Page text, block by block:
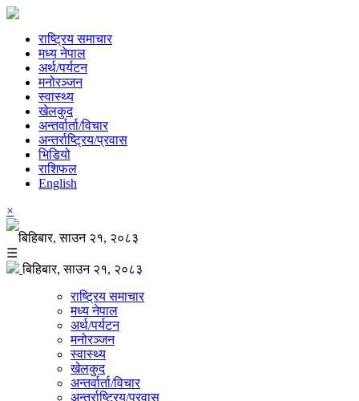
राष्ट्रिय समाचार
मध्य नेपाल
अर्थ/पर्यटन
मनोरञ्जन
स्वास्थ्य
खेलकुद
अन्तर्वार्ता/विचार
अन्तर्राष्ट्रिय/प्रवास
भिडियो
राशिफल
English
×
बिहिबार, साउन २१, २०८३
☰
बिहिबार, साउन २१, २०८३
राष्ट्रिय समाचार
मध्य नेपाल
अर्थ/पर्यटन
मनोरञ्जन
स्वास्थ्य
खेलकुद
अन्तर्वार्ता/विचार
अन्तर्राष्ट्रिय/प्रवास